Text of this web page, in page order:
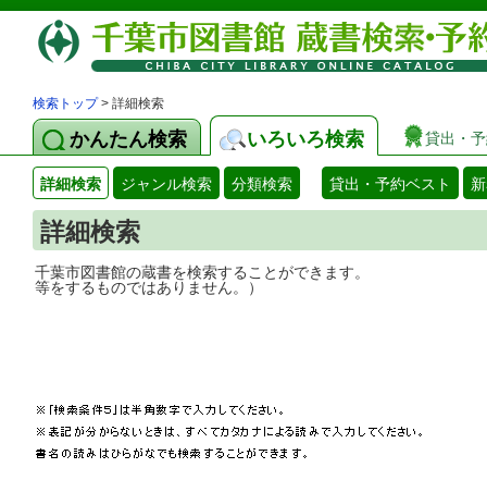
検索トップ> 詳細検索
かんたん検索 いろいろ検索 貸出・
詳細検索 ジャンル検索 分類検索 貸出・予約ベスト
詳細検索
千葉市図書館の蔵書を検索することがで
等をするものではありません。）